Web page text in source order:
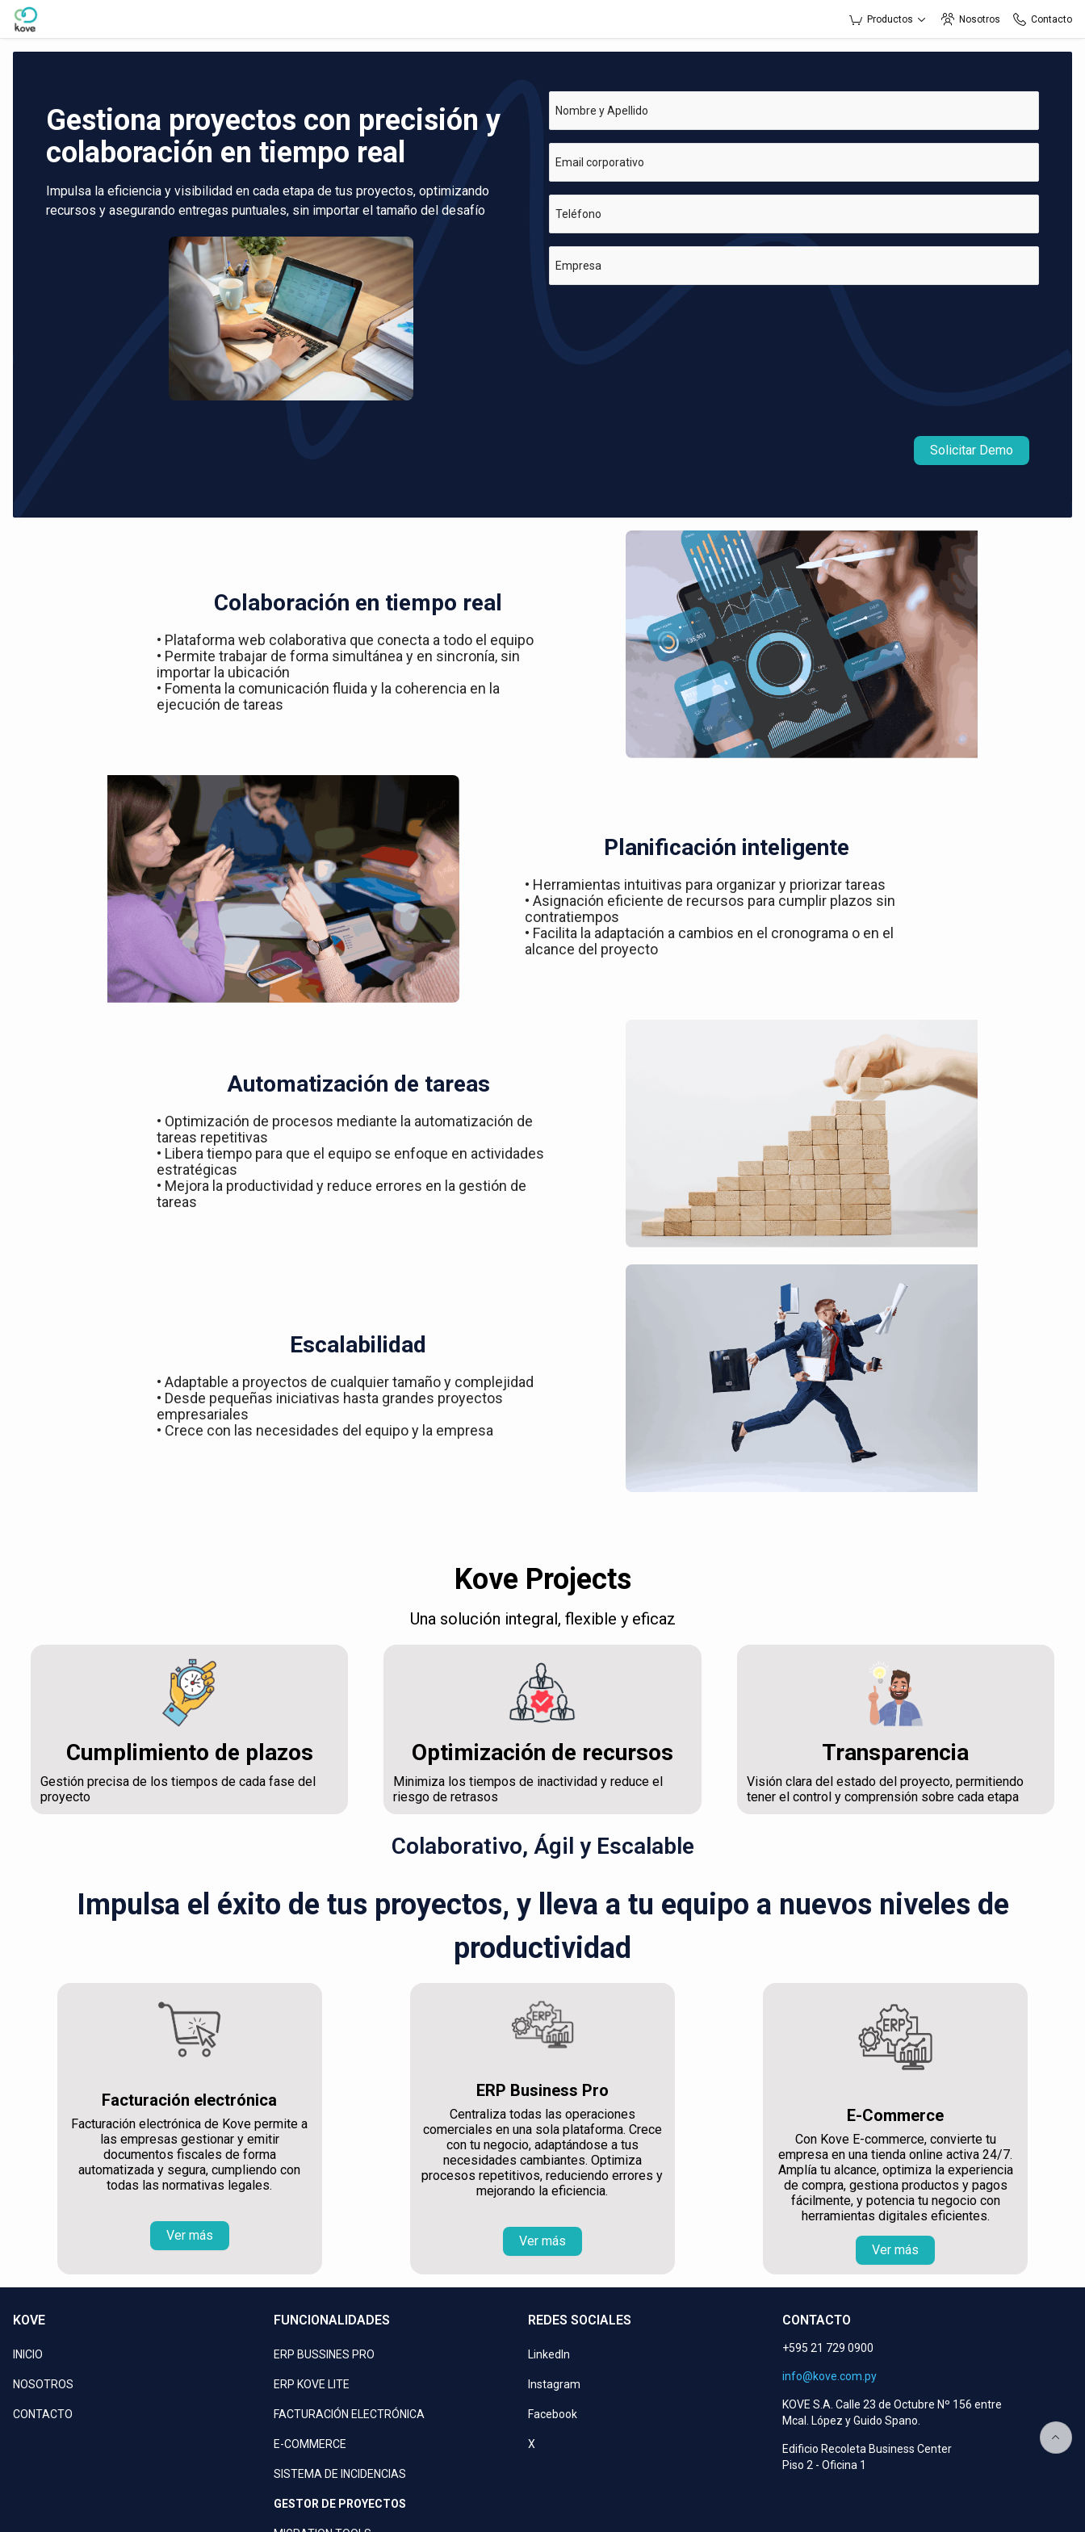
Skip to Main Content
Productos Nosotros Contacto
Gestiona proyectos con precisión y
colaboración en tiempo real
Impulsa la eficiencia y visibilidad en cada etapa de tus proyectos, optimizando
recursos y asegurando entregas puntuales, sin importar el tamaño del desafío
Nombre y Apellido
Email corporativo
Teléfono
Empresa
Solicitar Demo
Colaboración en tiempo real
• Plataforma web colaborativa que conecta a todo el equipo
• Permite trabajar de forma simultánea y en sincronía, sin
importar la ubicación
• Fomenta la comunicación fluida y la coherencia en la
ejecución de tareas
Planificación inteligente
• Herramientas intuitivas para organizar y priorizar tareas
• Asignación eficiente de recursos para cumplir plazos sin
contratiempos
• Facilita la adaptación a cambios en el cronograma o en el
alcance del proyecto
Automatización de tareas
• Optimización de procesos mediante la automatización de
tareas repetitivas
• Libera tiempo para que el equipo se enfoque en actividades
estratégicas
• Mejora la productividad y reduce errores en la gestión de
tareas
Escalabilidad
• Adaptable a proyectos de cualquier tamaño y complejidad
• Desde pequeñas iniciativas hasta grandes proyectos
empresariales
• Crece con las necesidades del equipo y la empresa
Kove Projects
Una solución integral, flexible y eficaz
Cumplimiento de plazos
Gestión precisa de los tiempos de cada fase del
proyecto
Optimización de recursos
Minimiza los tiempos de inactividad y reduce el
riesgo de retrasos
Transparencia
Visión clara del estado del proyecto, permitiendo
tener el control y comprensión sobre cada etapa
Colaborativo, Ágil y Escalable
Impulsa el éxito de tus proyectos, y lleva a tu equipo a nuevos niveles de
productividad
Facturación electrónica
Facturación electrónica de Kove permite a
las empresas gestionar y emitir
documentos fiscales de forma
automatizada y segura, cumpliendo con
todas las normativas legales.
Ver más
ERP Business Pro
Centraliza todas las operaciones
comerciales en una sola plataforma. Crece
con tu negocio, adaptándose a tus
necesidades cambiantes. Optimiza
procesos repetitivos, reduciendo errores y
mejorando la eficiencia.
Ver más
E-Commerce
Con Kove E-commerce, convierte tu
empresa en una tienda online activa 24/7.
Amplía tu alcance, optimiza la experiencia
de compra, gestiona productos y pagos
fácilmente, y potencia tu negocio con
herramientas digitales eficientes.
Ver más
KOVE
INICIO
NOSOTROS
CONTACTO
FUNCIONALIDADES
ERP BUSSINES PRO
ERP KOVE LITE
FACTURACIÓN ELECTRÓNICA
E-COMMERCE
SISTEMA DE INCIDENCIAS
GESTOR DE PROYECTOS
REDES SOCIALES
LinkedIn
Instagram
Facebook
X
CONTACTO
+595 21 729 0900
info@kove.com.py
KOVE S.A. Calle 23 de Octubre Nº 156 entre
Mcal. López y Guido Spano.
Edificio Recoleta Business Center
Piso 2 - Oficina 1